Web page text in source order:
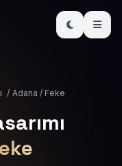
/ Adana / Feke